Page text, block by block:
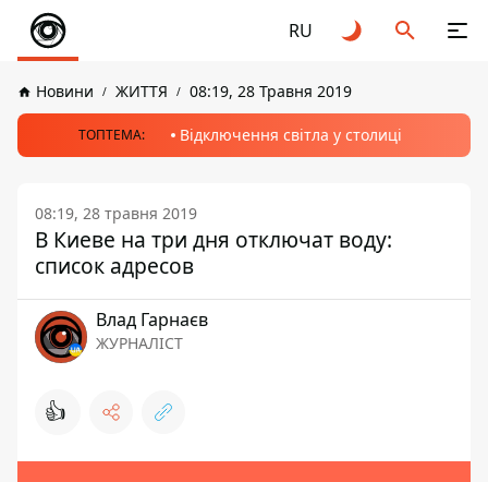
RU
Новини ЖИТТЯ 08:19, 28 Травня 2019
ТОПТЕМА: Відключення світла у столиці
08:19, 28 травня 2019
В Киеве на три дня отключат воду:
список адресов
Влад Гарнаєв
ЖУРНАЛІСТ
👍